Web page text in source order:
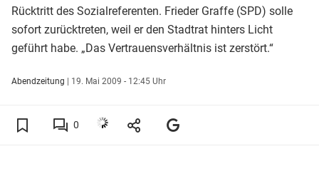
Rücktritt des Sozialreferenten. Frieder Graffe (SPD) solle
sofort zurücktreten, weil er den Stadtrat hinters Licht
geführt habe. „Das Vertrauensverhältnis ist zerstört.“
Abendzeitung | 19. Mai 2009 - 12:45 Uhr
0